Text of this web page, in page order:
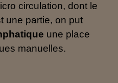
circulation, dont le
une partie, on put
une place
manuelles.